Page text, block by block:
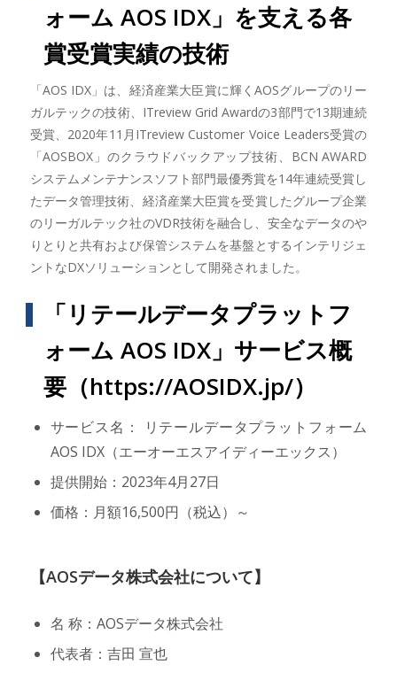
ォーム AOS IDX」を支える各
賞受賞実績の技術
「AOS IDX」は、経済産業大臣賞に輝くAOSグループのリー
ガルテックの技術、ITreview Grid Awardの3部門で13期連続
受賞、2020年11月ITreview Customer Voice Leaders受賞の
「AOSBOX」のクラウドバックアップ技術、BCN AWARD
システムメンテナンスソフト部門最優秀賞を14年連続受賞し
たデータ管理技術、経済産業大臣賞を受賞したグループ企業
のリーガルテック社のVDR技術を融合し、安全なデータのや
りとりと共有および保管システムを基盤とするインテリジェ
ントなDXソリューションとして開発されました。
「リテールデータプラットフ
ォーム AOS IDX」サービス概
要（https://AOSIDX.jp/）
サービス名： リテールデータプラットフォーム
AOS IDX（エーオーエスアイディーエックス）
提供開始：2023年4月27日
価格：月額16,500円（税込）～
【AOSデータ株式会社について】
名 称：AOSデータ株式会社
代表者：吉田 宣也